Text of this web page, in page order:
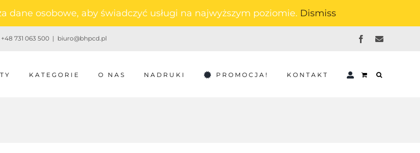
731 063 500 | biuro@bhpcd.pl FacebookEmail
KATEGORIE O NAS NADRUKI PROMOCJA! KONTAKT
dane osobowe, aby świadczyć usługi na najwyższym poziomie. Dismiss